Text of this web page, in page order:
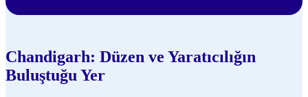
Chandigarh: Düzen ve Yaratıcılığın
Buluştuğu Yer